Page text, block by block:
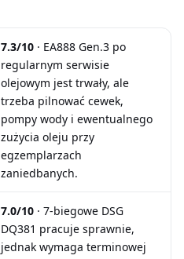
7.3/10 · EA888 Gen.3 po
regularnym serwisie
olejowym jest trwały, ale
trzeba pilnować cewek,
pompy wody i ewentualnego
zużycia oleju przy
egzemplarzach
zaniedbanych.
7.0/10 · 7-biegowe DSG
DQ381 pracuje sprawnie,
jednak wymaga terminowej